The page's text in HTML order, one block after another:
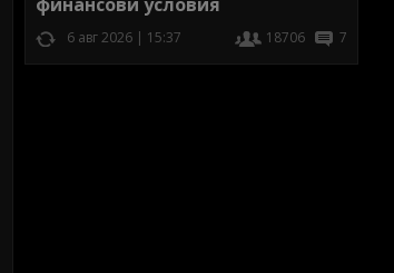
финансови условия
6 авг 2026 | 15:37 18706 7